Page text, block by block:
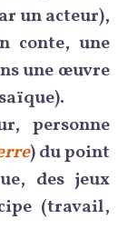
un acteur),
conte, une
une œuvre
personne
) du point
des jeux
(travail,